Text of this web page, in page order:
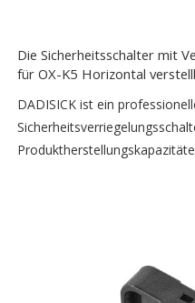
Die Sicherheitsschalter mit
für OX-K5 Horizontal
DADISICK ist ein